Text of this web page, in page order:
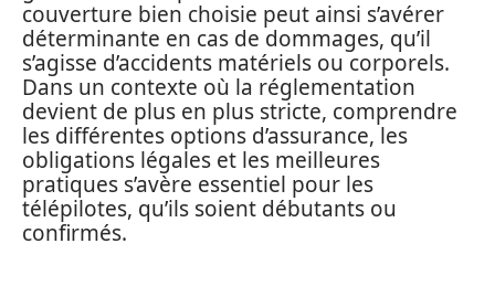
couverture bien choisie peut ainsi s’avérer
déterminante en cas de dommages, qu’il
s’agisse d’accidents matériels ou corporels.
Dans un contexte où la réglementation
devient de plus en plus stricte, comprendre
les différentes options d’assurance, les
obligations légales et les meilleures
pratiques s’avère essentiel pour les
télépilotes, qu’ils soient débutants ou
confirmés.